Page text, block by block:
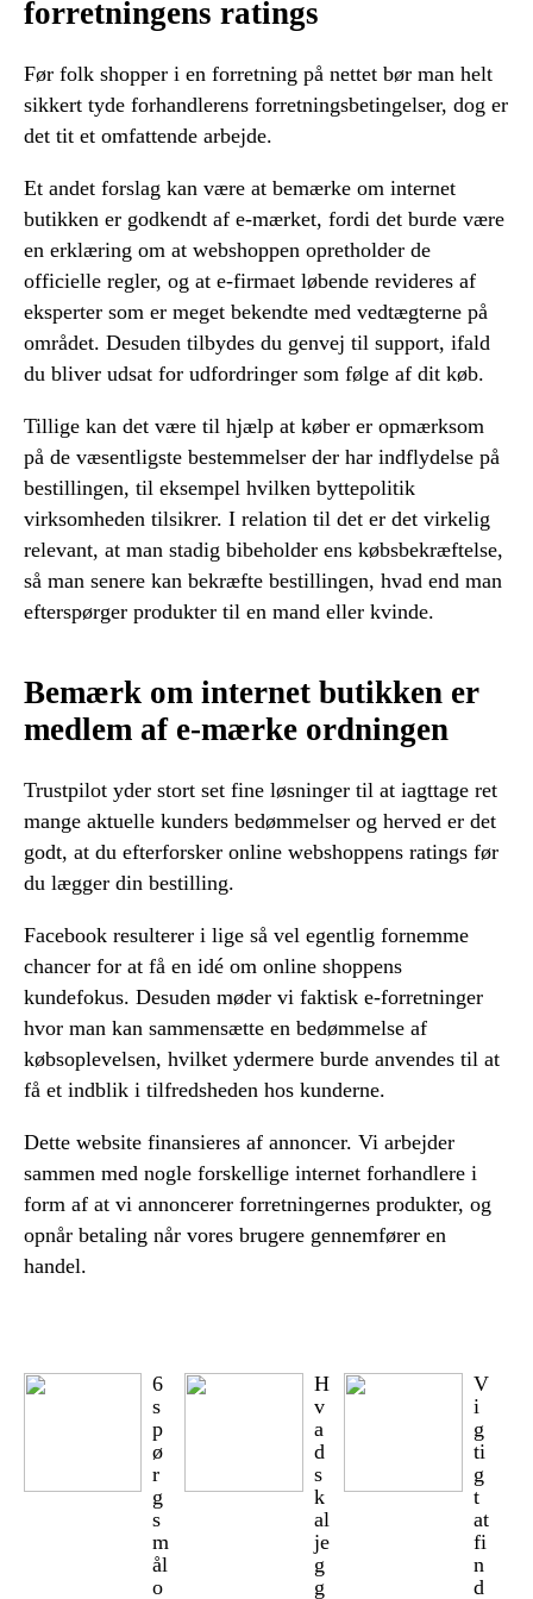
forretningens ratings
Før folk shopper i en forretning på nettet bør man helt
sikkert tyde forhandlerens forretningsbetingelser, dog er
det tit et omfattende arbejde.
Et andet forslag kan være at bemærke om internet
butikken er godkendt af e-mærket, fordi det burde være
en erklæring om at webshoppen opretholder de
officielle regler, og at e-firmaet løbende revideres af
eksperter som er meget bekendte med vedtægterne på
området. Desuden tilbydes du genvej til support, ifald
du bliver udsat for udfordringer som følge af dit køb.
Tillige kan det være til hjælp at køber er opmærksom
på de væsentligste bestemmelser der har indflydelse på
bestillingen, til eksempel hvilken byttepolitik
virksomheden tilsikrer. I relation til det er det virkelig
relevant, at man stadig bibeholder ens købsbekræftelse,
så man senere kan bekræfte bestillingen, hvad end man
efterspørger produkter til en mand eller kvinde.
Bemærk om internet butikken er
medlem af e-mærke ordningen
Trustpilot yder stort set fine løsninger til at iagttage ret
mange aktuelle kunders bedømmelser og herved er det
godt, at du efterforsker online webshoppens ratings før
du lægger din bestilling.
Facebook resulterer i lige så vel egentlig fornemme
chancer for at få en idé om online shoppens
kundefokus. Desuden møder vi faktisk e-forretninger
hvor man kan sammensætte en bedømmelse af
købsoplevelsen, hvilket ydermere burde anvendes til at
få et indblik i tilfredsheden hos kunderne.
Dette website finansieres af annoncer. Vi arbejder
sammen med nogle forskellige internet forhandlere i
form af at vi annoncerer forretningernes produkter, og
opnår betaling når vores brugere gennemfører en
handel.
6
s
p
ø
r
g
s
m
ål
o
H
v
a
d
s
k
al
je
g
g
V
i
g
ti
g
t
at
fi
n
d